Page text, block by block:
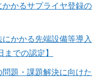
かるサプライヤ登録の
かかる先端設備等導入
での認定】
題・課題解決に向けた